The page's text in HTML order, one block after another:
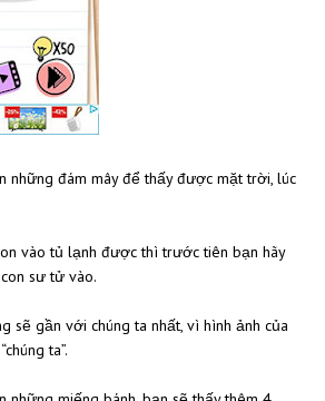
những đám mây để thấy được mặt trời, lúc
vào tủ lạnh được thì trước tiên bạn hãy
sư tử vào.
sẽ gần với chúng ta nhất, vì hình ảnh của
ta”.